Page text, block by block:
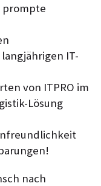
prompte
IT-
von ITPRO im
Lösung
nach